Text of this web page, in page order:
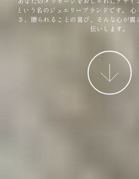
という名のジュエリーブランドです。
心
さ、贈られることの喜び、そんな心が震
伝いします。